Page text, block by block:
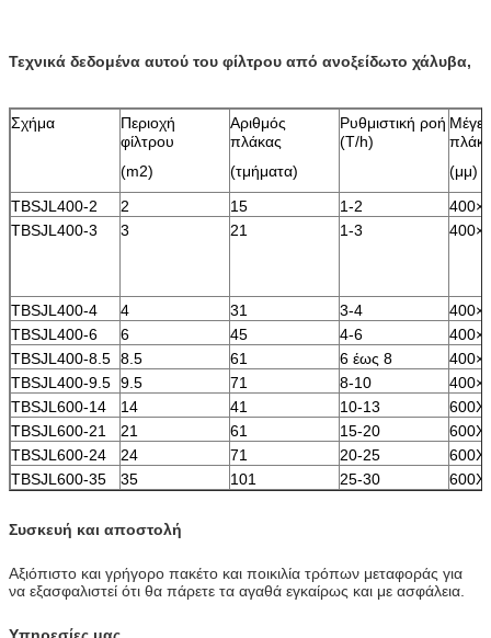
Τεχνικά δεδομένα αυτού του φίλτρου από ανοξείδωτο χάλυβα,
Σχήμα
Περιοχή
φίλτρου
(m2)
Αριθμός
πλάκας
(τμήματα)
Ρυθμιστική ροή
(T/h)
(μμ)
TBSJL400-2
2 15 1-2
TBSJL400-3
3 21 1-3
TBSJL400-4 4 31 3-4
ΤBSJL400-6
6 45 4-6
TBSJL400-8.5 8.5 61 6 έως 8
TBSJL400-9.5 9.5 71 8-10
TBSJL600-14
14 41 10-13
TBSJL600-21
21 61 15-20
TBSJL600-24
24 71 20-25
TBSJL600-35
35 101 25-30
Συσκευή και αποστολή
Αξιόπιστο και γρήγορο πακέτο και ποικιλία τρόπων μεταφοράς για
να εξασφαλιστεί ότι θα πάρετε τα αγαθά εγκαίρως και με ασφάλεια.